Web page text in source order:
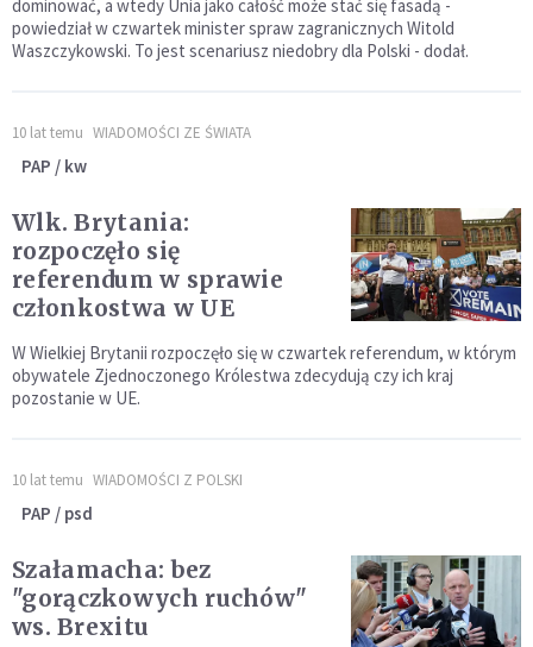
dominować, a wtedy Unia jako całość może stać się fasadą -
powiedział w czwartek minister spraw zagranicznych Witold
Waszczykowski. To jest scenariusz niedobry dla Polski - dodał.
10 lat temu WIADOMOŚCI ZE ŚWIATA
PAP / kw
Wlk. Brytania:
rozpoczęło się
referendum w sprawie
członkostwa w UE
W Wielkiej Brytanii rozpoczęło się w czwartek referendum, w którym
obywatele Zjednoczonego Królestwa zdecydują czy ich kraj
pozostanie w UE.
10 lat temu WIADOMOŚCI Z POLSKI
PAP / psd
Szałamacha: bez
"gorączkowych ruchów"
ws. Brexitu